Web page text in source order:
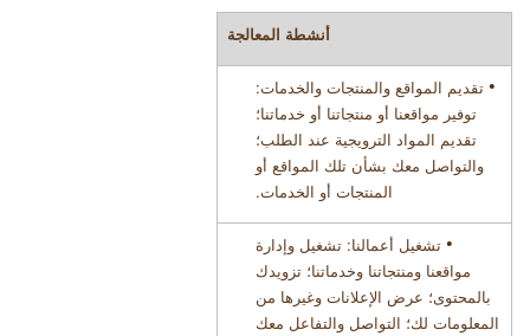
أنشطة المعالجة
• تقديم المواقع والمنتجات والخدمات:
توفير مواقعنا أو منتجاتنا أو خدماتنا؛
تقديم المواد الترويجية عند الطلب؛
والتواصل معك بشأن تلك المواقع أو
المنتجات أو الخدمات.
• تشغيل أعمالنا: تشغيل وإدارة
مواقعنا ومنتجاتنا وخدماتنا؛ تزويدك
بالمحتوى؛ عرض الإعلانات وغيرها من
المعلومات لك؛ التواصل والتفاعل معك